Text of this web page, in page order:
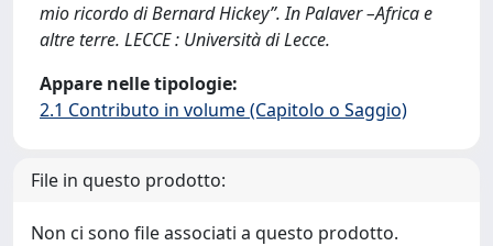
mio ricordo di Bernard Hickey”. In Palaver –Africa e
altre terre. LECCE : Università di Lecce.
Appare nelle tipologie:
2.1 Contributo in volume (Capitolo o Saggio)
File in questo prodotto:
Non ci sono file associati a questo prodotto.